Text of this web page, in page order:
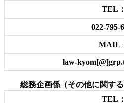
TEL：
022-795-
MAIL
law-
総務企画係（その他に関する
TEL：